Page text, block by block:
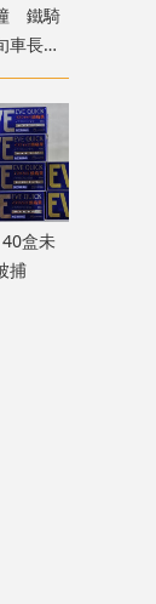
鐵騎
長涉
盒未
捕